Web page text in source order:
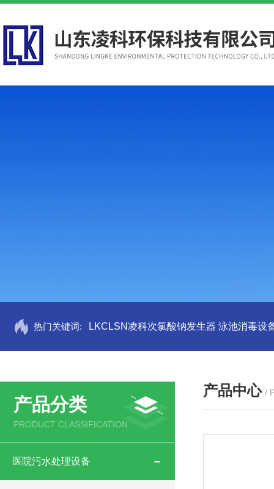
热门关键词: LKCLSN凌科次氯酸钠发生器 泳池消毒设
产品分类
PRODUCT CLASSIFICATION
医院污水处理设备
产品中心 /